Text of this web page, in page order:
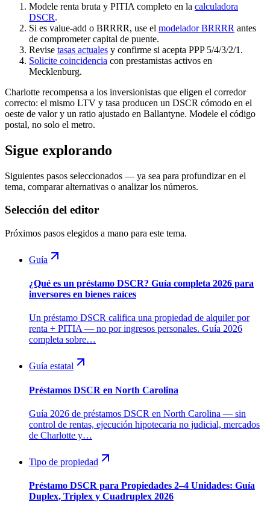
Modele renta bruta y PITIA completo en la calculadora
DSCR.
Si es value-add o BRRRR, use el modelador BRRRR antes
de comprometer capital de puente.
Revise tasas actuales y confirme si acepta PPP 5/4/3/2/1.
Solicite coincidencia con prestamistas activos en
Mecklenburg.
Charlotte recompensa a los inversionistas que eligen el corredor
correcto: el mismo LTV y tasa producen un DSCR cómodo en el
oeste de valor y un ratio ajustado en Ballantyne. Modele el código
postal, no solo el metro.
Sigue explorando
Siguientes pasos seleccionados — ya sea para profundizar en el
tema, comparar alternativas o analizar los números.
Selección del editor
Próximos pasos elegidos a mano para este tema.
Guía
¿Qué es un préstamo DSCR? Guía completa 2026 para
inversores en bienes raíces
Un préstamo DSCR califica una propiedad de alquiler por
renta ÷ PITIA — no por ingresos personales. Guía 2026
completa sobre…
Guía estatal
Préstamos DSCR en North Carolina
Guía 2026 de préstamos DSCR en North Carolina — sin
control de rentas, ejecución hipotecaria no judicial, mercados
de Charlotte y…
Tipo de propiedad
Préstamo DSCR para Propiedades 2–4 Unidades: Guía
Duplex, Triplex y Cuadruplex 2026